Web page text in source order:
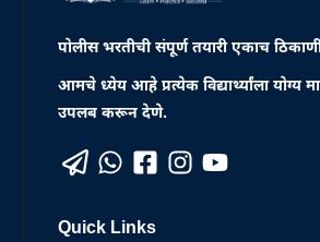
पोलीस भरतीची संपूर्ण तयारी एकाच
आमचे ध्येय आहे प्रत्येक विद्यार्थ्यांला योग्य
उपलब करून देणे.
Quick Links